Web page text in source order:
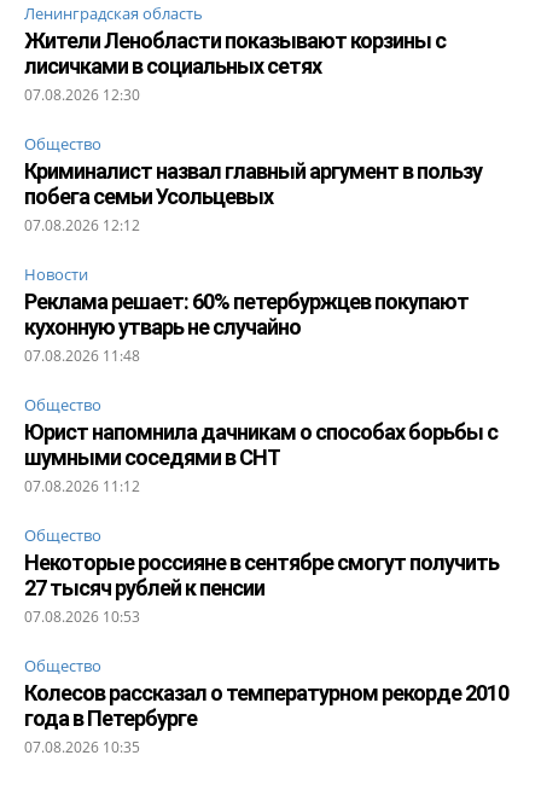
Ленинградская область
Жители Ленобласти показывают корзины с
лисичками в социальных сетях
07.08.2026 12:30
Общество
Криминалист назвал главный аргумент в пользу
побега семьи Усольцевых
07.08.2026 12:12
Новости
Реклама решает: 60% петербуржцев покупают
кухонную утварь не случайно
07.08.2026 11:48
Общество
Юрист напомнила дачникам о способах борьбы с
шумными соседями в СНТ
07.08.2026 11:12
Общество
Некоторые россияне в сентябре смогут получить
27 тысяч рублей к пенсии
07.08.2026 10:53
Общество
Колесов рассказал о температурном рекорде 2010
года в Петербурге
07.08.2026 10:35